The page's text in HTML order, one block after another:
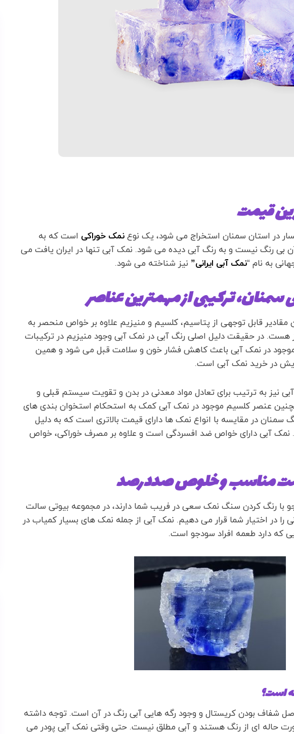
قیمت
در استان سمنان استخراج می شود، یک نوع نمک خوراکی است که به
بی رنگ نیست و به رنگ آبی دیده می شود. نمک آبی تنها در ایران یافت می
به نام “نمک آبی ایرانی” نیز شناخته می شود.
سمنان، ترکیبی از مهمترین عناصر
مقادیر قابل توجهی از پتاسیم، کلسیم و منیزیم علاوه بر خواص منحصر به
هست. در حقیقت دلیل اصلی رنگ آبی در نمک آبی وجود منیزیم در ترکیبات
موجود در نمک آبی باعث کاهش فشار خون و سلامت قبل می شود و همین
در خرید نمک آبی است.
نیز به ترتیب برای تعادل مواد معدنی در بدن و تقویت سیستم قبلی و
عنصر کلسیم موجود در نمک آبی کمک به استحکام استخوان بندی های
سمنان در مقایسه با انواع نمک ها دارای قیمت بالاتری است که به دلیل
آبی دارای خواص ضد افسردگی است و علاوه بر مصرف خوراکی، خواص
مناسب و خلوص صددرصد
با رنگ کردن سنگ نمک سعی در فریب شما دارند، در مجموعه بیوتی سالت
را در اختیار شما قرار می دهیم. نمک آبی از جمله نمک های بسیار کمیاب در
که دارد طعمه افراد سودجو است.
است؟
شفاف بودن کریستال و وجود رگه هایی آبی رنگ در آن است. توجه داشته
حاله ای از رنگ هستند و آبی مطلق نیست. حتی وقتی نمک آبی پودر می